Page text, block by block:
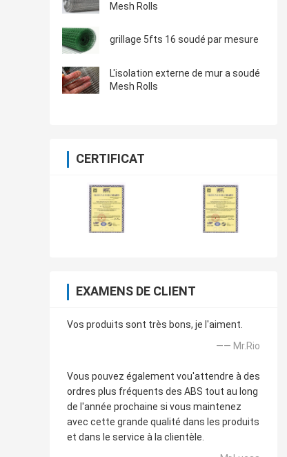
Mesh Rolls
grillage 5fts 16 soudé par mesure
L'isolation externe de mur a soudé
Mesh Rolls
CERTIFICAT
EXAMENS DE CLIENT
Vos produits sont très bons, je l'aiment.
—— Mr.Rio
Vous pouvez également vou'attendre à des
ordres plus fréquents des ABS tout au long
de l'année prochaine si vous maintenez
avec cette grande qualité dans les produits
et dans le service à la clientèle.